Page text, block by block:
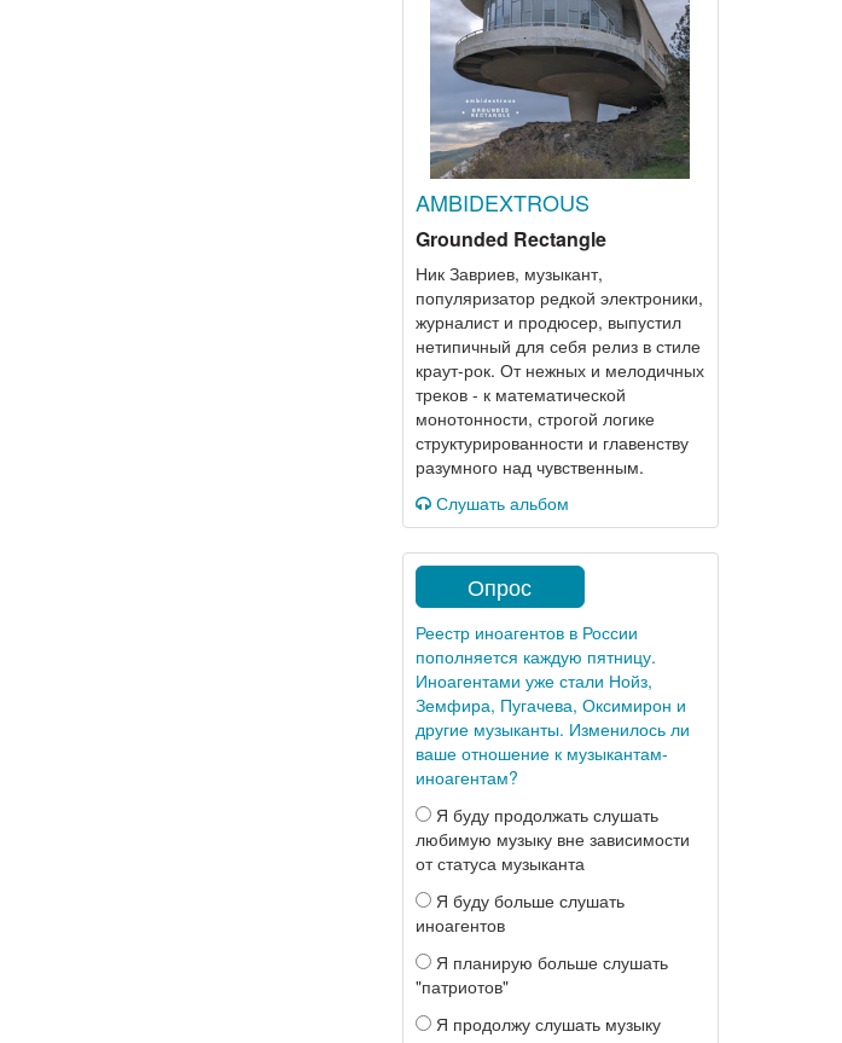
AMBIDEXTROUS
Grounded Rectangle
Ник Завриев, музыкант,
популяризатор редкой электроники,
журналист и продюсер, выпустил
нетипичный для себя релиз в стиле
краут-рок. От нежных и мелодичных
треков - к математической
монотонности, строгой логике
структурированности и главенству
разумного над чувственным.
Слушать альбом
Опрос
Реестр иноагентов в России
пополняется каждую пятницу.
Иноагентами уже стали Нойз,
Земфира, Пугачева, Оксимирон и
другие музыканты. Изменилось ли
ваше отношение к музыкантам-
иноагентам?
Я буду продолжать слушать
любимую музыку вне зависимости
от статуса музыканта
Я буду больше слушать
иноагентов
Я планирую больше слушать
"патриотов"
Я продолжу слушать музыку